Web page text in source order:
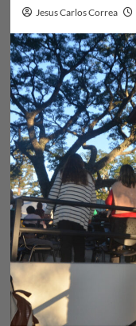
Jesus Carlos Correa